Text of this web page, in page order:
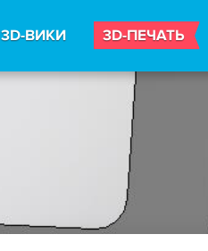
3D-ВИКИ 3D-ПЕЧАТЬ